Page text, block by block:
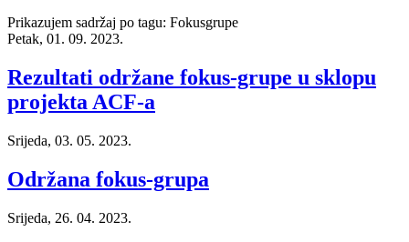
Prikazujem sadržaj po tagu: Fokusgrupe
Petak, 01. 09. 2023.
Rezultati održane fokus-grupe u sklopu
projekta ACF-a
Srijeda, 03. 05. 2023.
Održana fokus-grupa
Srijeda, 26. 04. 2023.